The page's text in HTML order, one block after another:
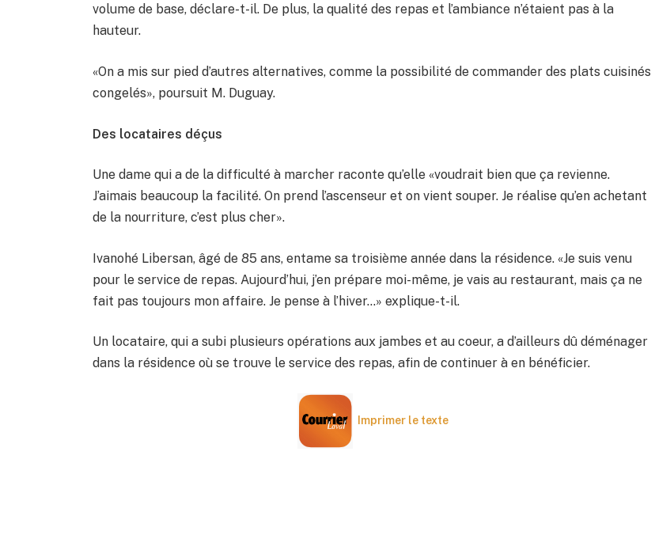
volume de base, déclare-t-il. De plus, la qualité des repas et l’ambiance n’étaient pas à la
hauteur.
«On a mis sur pied d’autres alternatives, comme la possibilité de commander des plats cuisinés
congelés», poursuit M. Duguay.
Des locataires déçus
Une dame qui a de la difficulté à marcher raconte qu’elle «voudrait bien que ça revienne.
J’aimais beaucoup la facilité. On prend l’ascenseur et on vient souper. Je réalise qu’en achetant
de la nourriture, c’est plus cher».
Ivanohé Libersan, âgé de 85 ans, entame sa troisième année dans la résidence. «Je suis venu
pour le service de repas. Aujourd’hui, j’en prépare moi-même, je vais au restaurant, mais ça ne
fait pas toujours mon affaire. Je pense à l’hiver…» explique-t-il.
Un locataire, qui a subi plusieurs opérations aux jambes et au coeur, a d’ailleurs dû déménager
dans la résidence où se trouve le service des repas, afin de continuer à en bénéficier.
Imprimer le texte